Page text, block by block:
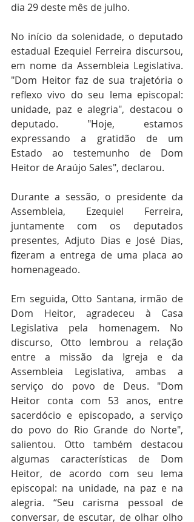
dia 29 deste mês de julho.
No início da solenidade, o deputado
estadual Ezequiel Ferreira discursou,
em nome da Assembleia Legislativa.
"Dom Heitor faz de sua trajetória o
reflexo vivo do seu lema episcopal:
unidade, paz e alegria", destacou o
deputado. "Hoje, estamos
expressando a gratidão de um
Estado ao testemunho de Dom
Heitor de Araújo Sales", declarou.
Durante a sessão, o presidente da
Assembleia, Ezequiel Ferreira,
juntamente com os deputados
presentes, Adjuto Dias e José Dias,
fizeram a entrega de uma placa ao
homenageado.
Em seguida, Otto Santana, irmão de
Dom Heitor, agradeceu à Casa
Legislativa pela homenagem. No
discurso, Otto lembrou a relação
entre a missão da Igreja e da
Assembleia Legislativa, ambas a
serviço do povo de Deus. "Dom
Heitor conta com 53 anos, entre
sacerdócio e episcopado, a serviço
do povo do Rio Grande do Norte",
salientou. Otto também destacou
algumas características de Dom
Heitor, de acordo com seu lema
episcopal: na unidade, na paz e na
alegria. “Seu carisma pessoal de
conversar, de escutar, de olhar olho